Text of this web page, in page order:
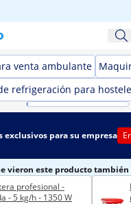
venta ambulante
refrigeración para
exclusivos para su empresa
vieron este producto
profesional -
- 5 kg/h - 1350 W